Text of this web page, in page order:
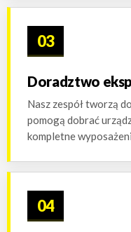
03
Doradztwo
Nasz zespół tworzą
pomogą dobrać
kompletne
04